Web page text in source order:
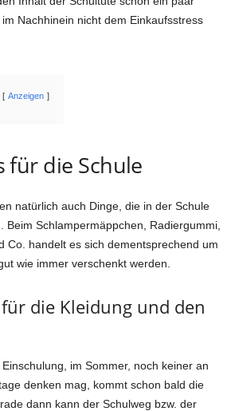
Nachhinein nicht dem Einkaufsstress
Anzeigen
für die Schule
natürlich auch Dinge, die in der Schule
Beim Schlampermäppchen, Radiergummi,
Co. handelt es sich dementsprechend um
wie immer verschenkt werden.
die Kleidung und den
im Sommer, noch keiner an
denken mag, kommt schon bald die
dann kann der Schulweg bzw. der